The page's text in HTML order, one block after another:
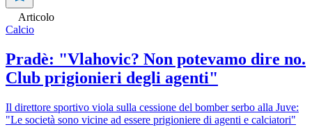
Articolo
Calcio
Pradè: "Vlahovic? Non potevamo dire no.
Club prigionieri degli agenti"
Il direttore sportivo viola sulla cessione del bomber serbo alla Juve:
"Le società sono vicine ad essere prigioniere di agenti e calciatori"